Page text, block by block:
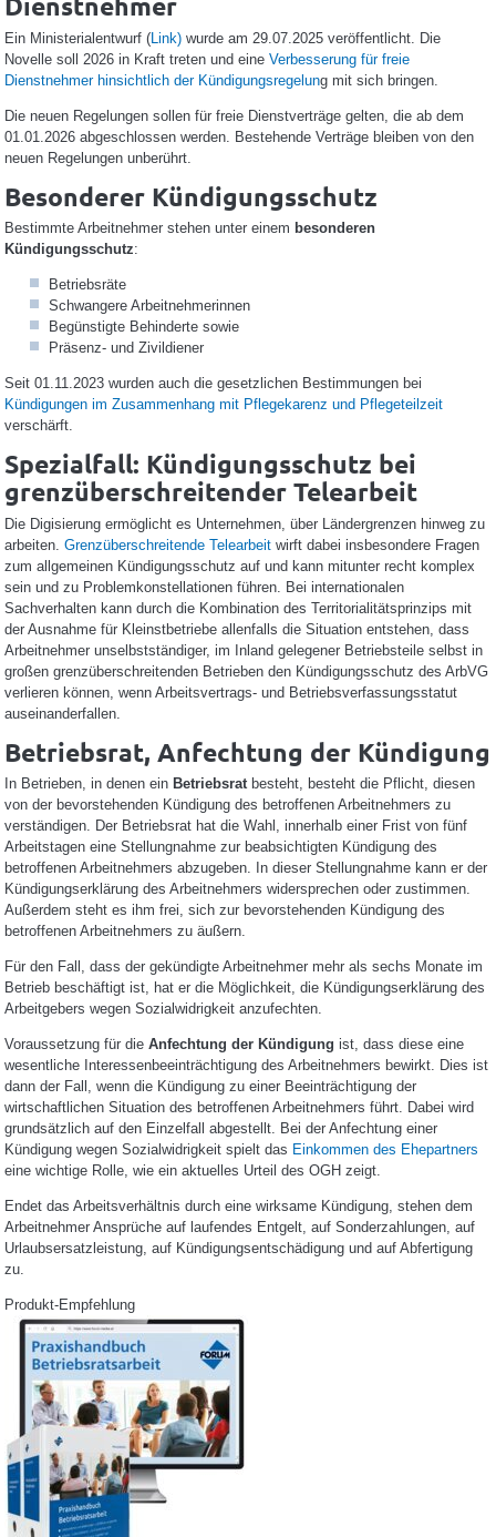
Dienstnehmer
Ein Ministerialentwurf (Link)wurde am 29.07.2025 veröffentlicht. Die
Novelle soll 2026 in Kraft treten und eine Verbesserung für freie
Dienstnehmer hinsichtlich der Kündigungsregelung mit sich bringen.
Die neuen Regelungen sollen für freie Dienstverträge gelten, die ab dem
01.01.2026 abgeschlossen werden. Bestehende Verträge bleiben von den
neuen Regelungen unberührt.
Besonderer Kündigungsschutz
Bestimmte Arbeitnehmer stehen unter einem besonderen
Kündigungsschutz:
Betriebsräte
Schwangere Arbeitnehmerinnen
Begünstigte Behinderte sowie
Präsenz- und Zivildiener
Seit 01.11.2023 wurden auch die gesetzlichen Bestimmungen bei
Kündigungen im Zusammenhang mit Pflegekarenz und Pflegeteilzeit
verschärft.
Spezialfall: Kündigungsschutz bei
grenzüberschreitender Telearbeit
Die Digisierung ermöglicht es Unternehmen, über Ländergrenzen hinweg zu
arbeiten. Grenzüberschreitende Telearbeitwirft dabei insbesondere Fragen
zum allgemeinen Kündigungsschutz auf und kann mitunter recht komplex
sein und zu Problemkonstellationen führen. Bei internationalen
Sachverhalten kann durch die Kombination des Territorialitätsprinzips mit
der Ausnahme für Kleinstbetriebe allenfalls die Situation entstehen, dass
Arbeitnehmer unselbstständiger, im Inland gelegener Betriebsteile selbst in
großen grenzüberschreitenden Betrieben den Kündigungsschutz des ArbVG
verlieren können, wenn Arbeitsvertrags- und Betriebsverfassungsstatut
auseinanderfallen.
Betriebsrat, Anfechtung der Kündigung
In Betrieben, in denen ein Betriebsratbesteht, besteht die Pflicht, diesen
von der bevorstehenden Kündigung des betroffenen Arbeitnehmers zu
verständigen. Der Betriebsrat hat die Wahl, innerhalb einer Frist von fünf
Arbeitstagen eine Stellungnahme zur beabsichtigten Kündigung des
betroffenen Arbeitnehmers abzugeben. In dieser Stellungnahme kann er der
Kündigungserklärung des Arbeitnehmers widersprechen oder zustimmen.
Außerdem steht es ihm frei, sich zur bevorstehenden Kündigung des
betroffenen Arbeitnehmers zu äußern.
Für den Fall, dass der gekündigte Arbeitnehmer mehr als sechs Monate im
Betrieb beschäftigt ist, hat er die Möglichkeit, die Kündigungserklärung des
Arbeitgebers wegen Sozialwidrigkeit anzufechten.
Voraussetzung für die Anfechtung der Kündigung ist, dass diese eine
wesentliche Interessenbeeinträchtigung des Arbeitnehmers bewirkt. Dies ist
dann der Fall, wenn die Kündigung zu einer Beeinträchtigung der
wirtschaftlichen Situation des betroffenen Arbeitnehmers führt. Dabei wird
grundsätzlich auf den Einzelfall abgestellt. Bei der Anfechtung einer
Kündigung wegen Sozialwidrigkeit spielt das Einkommen des Ehepartners
eine wichtige Rolle, wie ein aktuelles Urteil des OGH zeigt.
Endet das Arbeitsverhältnis durch eine wirksame Kündigung, stehen dem
Arbeitnehmer Ansprüche auf laufendes Entgelt, auf Sonderzahlungen, auf
Urlaubsersatzleistung, auf Kündigungsentschädigung und auf Abfertigung
zu.
Produkt-Empfehlung